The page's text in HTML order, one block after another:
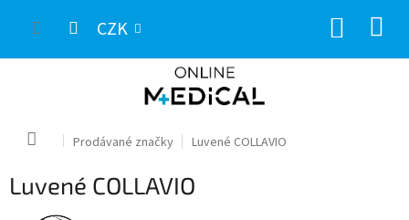
CZK
Domů Prodávané značky Luvené COLLAVIO
Luvené COLLAVIO